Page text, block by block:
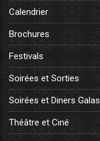
Calendrier
Brochures
Festivals
Soirées et Sorties
Soirées et Diners Galas
Théâtre et Ciné